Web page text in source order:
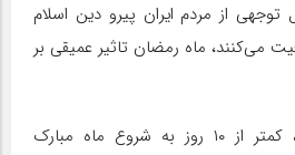
از مردم ایران پیرو دین اسلام
می‌کنند، ماه رمضان تاثیر عمیقی بر
به گزارش روزنامه آرمان، کمتر از ۱۰ روز به شروع ماه مبارک